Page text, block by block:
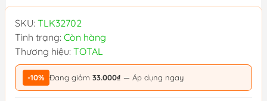
SKU: TLK32702
Tình trạng: Còn hàng
Thương hiệu: TOTAL
-10% Đang giảm 33.000₫ — Áp dụng ngay